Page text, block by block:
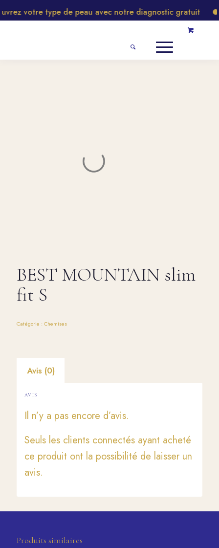
votre type de peau avec notre diagnostic gratuit
BEST MOUNTAIN slim
fit S
Catégorie : Chemises
Avis (0)
AVIS
Il n’y a pas encore d’avis.
Seuls les clients connectés ayant acheté
ce produit ont la possibilité de laisser un
avis.
Produits similaires